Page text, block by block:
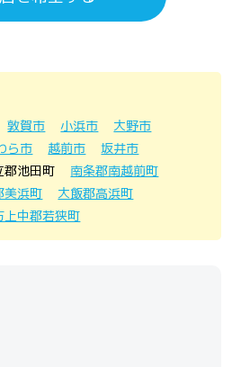
敦賀市 小浜市
大野市
ら市 越前市
坂井市
郡池田町
南条郡南越前町
美浜町
大飯郡高浜町
上中郡若狭町